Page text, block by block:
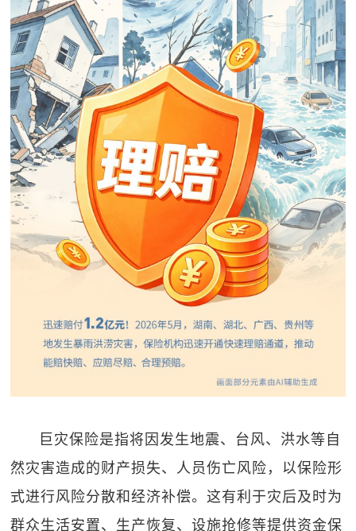
巨灾保险是指将因发生地震、台风、洪水等自
然灾害造成的财产损失、人员伤亡风险，以保险形
式进行风险分散和经济补偿。这有利于灾后及时为
群众生活安置、生产恢复、设施抢修等提供资金保